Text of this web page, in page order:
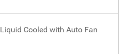
Liquid Cooled with Auto Fan